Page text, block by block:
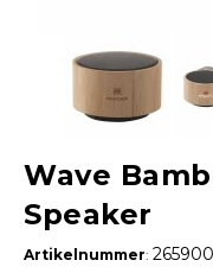
Wave
Speaker
Artikelnummer: